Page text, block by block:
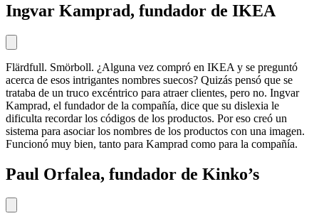
Ingvar Kamprad, fundador de IKEA
Flärdfull. Smörboll. ¿Alguna vez compró en IKEA y se preguntó
acerca de esos intrigantes nombres suecos? Quizás pensó que se
trataba de un truco excéntrico para atraer clientes, pero no. Ingvar
Kamprad, el fundador de la compañía, dice que su dislexia le
dificulta recordar los códigos de los productos. Por eso creó un
sistema para asociar los nombres de los productos con una imagen.
Funcionó muy bien, tanto para Kamprad como para la compañía.
Paul Orfalea, fundador de Kinko’s